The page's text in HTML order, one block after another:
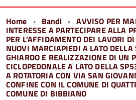
Home Bandi AVVISO PER
INTERESSE A PARTECIPARE ALLA
PER L’AFFIDAMENTO DEI LAVORI
NUOVI MARCIAPIEDI A LATO DELLA
GHIARDO E REALIZZAZIONE DI UN
CICLOPEDONALE A LATO DELLA
A ROTATORIA CON VIA SAN
CONFINE CON IL COMUNE DI
COMUNE DI BIBBIANO